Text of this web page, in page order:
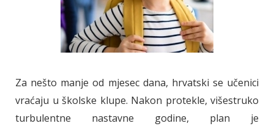
Za nešto manje od mjesec dana, hrvatski se učenici
vraćaju u školske klupe. Nakon protekle, višestruko
turbulentne nastavne godine, plan je